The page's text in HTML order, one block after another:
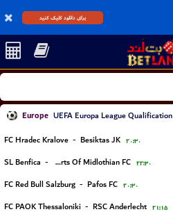
برای دانلود کلیک کنید
Europe UEFA Europa League Qualification
FC Hradec Kralove - Besiktas JK ۲۰:۳۰
SL Benfica - Hearts Of Midlothian FC ۲۲:۳۰
FC Red Bull Salzburg - Pafos FC ۲۰:۳۰
FC PAOK Thessaloniki - RSC Anderlecht ۲۱:۱۵